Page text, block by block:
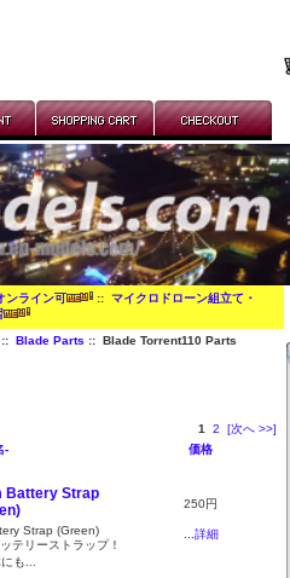
ライン可 ::マイクロドローン組立て・
::Blade Parts :: Blade Torrent110 Parts
1 2
[次へ >>]
- 価格
Battery Strap
Strap (Green)
テリーストラップ！
も...
250円
...詳細